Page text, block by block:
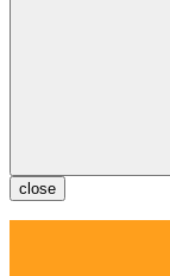
close